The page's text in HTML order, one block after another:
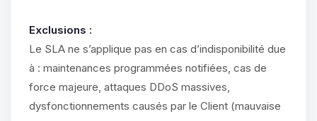
Exclusions :
Le SLA ne s’applique pas en cas d’indisponibilité due
à : maintenances programmées notifiées, cas de
force majeure, attaques DDoS massives,
dysfonctionnements causés par le Client (mauvaise